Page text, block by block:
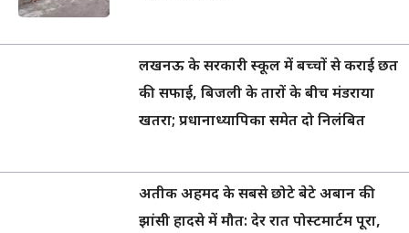
लखनऊ के सरकारी स्कूल में बच्चों से कराई छत
की सफाई, बिजली के तारों के बीच मंडराया
खतरा; प्रधानाध्यापिका समेत दो निलंबित
अतीक अहमद के सबसे छोटे बेटे अबान की
झांसी हादसे में मौत: देर रात पोस्टमार्टम पूरा,